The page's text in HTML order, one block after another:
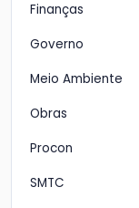
Finanças
Governo
Meio Ambiente
Obras
Procon
SMTC